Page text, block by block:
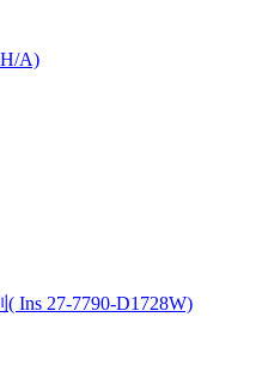
A)
Ins 27-7790-D1728W)